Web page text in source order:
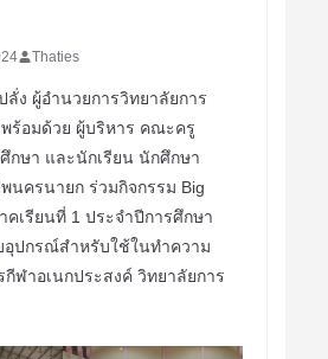
Thaties
ง ผู้อำนวยการวิทยาลัยการ
ร้อมด้วย ผู้บริหาร คณะครู
กษา และนักเรียน นักศึกษา
นครนายก ร่วมกิจกรรม Big
คเรียนที่ 1 ประจำปีการศึกษา
อุปกรณ์สำหรับใช้ในทำความ
ฬาอเนกประสงค์ วิทยาลัยการ